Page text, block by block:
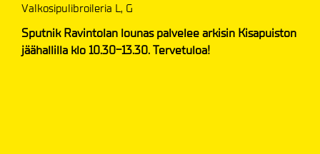
Valkosipulibroileria L, G
Sputnik Ravintolan lounas palvelee arkisin Kisapuiston
jäähallilla klo 10.30-13.30. Tervetuloa!